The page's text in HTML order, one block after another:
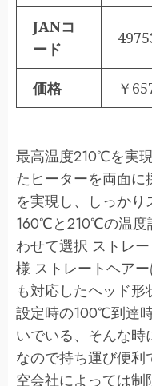
JANコ
ード
価格 ￥
最高温度210℃を実
たヒーターを両面
を実現し、しっか
160℃と210℃の温度
わせて選択 ストレ
様 ストレートヘア
も対応したヘッド
設定時の100℃到達
いでいる、そんな時
なので持ち運び便
空会社によっては